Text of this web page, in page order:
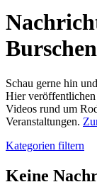
Schau gerne hin
Hier
Videos rund um
Veranstaltungen.
Kategorien filtern
Keine